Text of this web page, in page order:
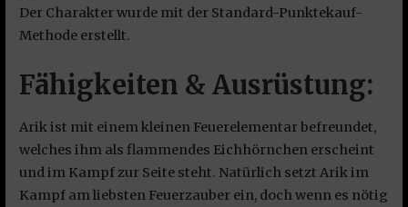
Der Charakter wurde mit der Standard-Punktekauf-
Methode erstellt.
Fähigkeiten & Ausrüstung:
Arik ist mit einem kleinen Feuerelementar befreundet,
welches ihm als flammendes Eichhörnchen erscheint
und im Kampf zur Seite steht. Natürlich setzt Arik im
Kampf am liebsten Feuerzauber ein, doch wenn es nötig